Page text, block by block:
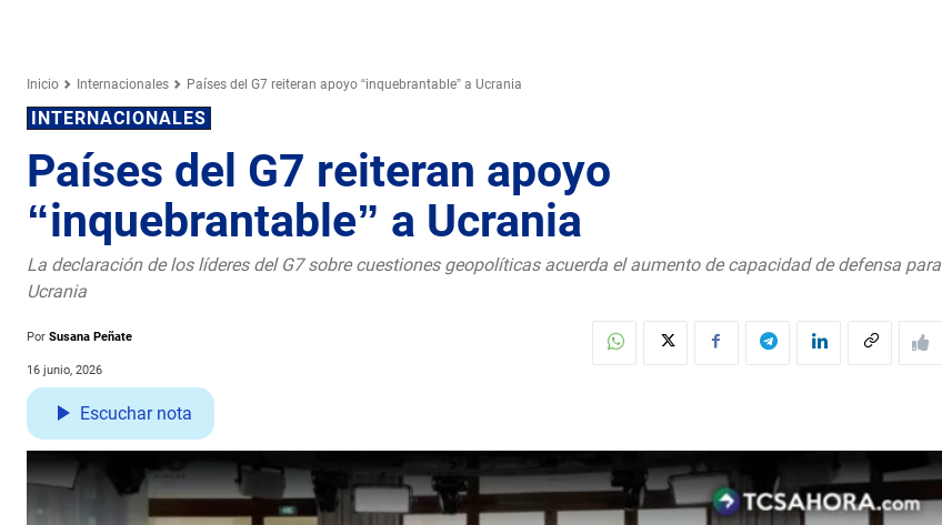
Inicio Internacionales Países del G7 reiteran apoyo “inquebrantable” a Ucrania
INTERNACIONALES
Países del G7 reiteran apoyo
“inquebrantable” a Ucrania
La declaración de los líderes del G7 sobre cuestiones geopolíticas acuerda el aumento de capacidad de defensa para
Ucrania
Por Susana Peñate
16 junio, 2026
Escuchar nota